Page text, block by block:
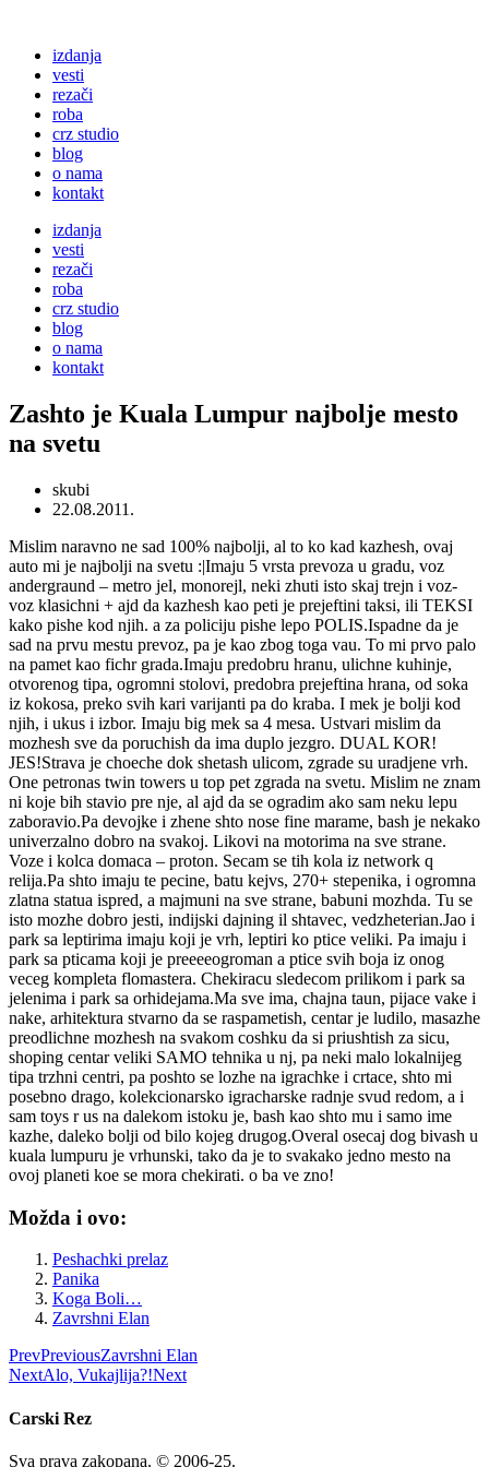
izdanja
vesti
rezači
roba
crz studio
blog
o nama
kontakt
izdanja
vesti
rezači
roba
crz studio
blog
o nama
kontakt
Zashto je Kuala Lumpur najbolje mesto
na svetu
skubi
22.08.2011.
Mislim naravno ne sad 100% najbolji, al to ko kad kazhesh, ovaj
auto mi je najbolji na svetu :|Imaju 5 vrsta prevoza u gradu, voz
andergraund – metro jel, monorejl, neki zhuti isto skaj trejn i voz-
voz klasichni + ajd da kazhesh kao peti je prejeftini taksi, ili TEKSI
kako pishe kod njih. a za policiju pishe lepo POLIS.Ispadne da je
sad na prvu mestu prevoz, pa je kao zbog toga vau. To mi prvo palo
na pamet kao fichr grada.Imaju predobru hranu, ulichne kuhinje,
otvorenog tipa, ogromni stolovi, predobra prejeftina hrana, od soka
iz kokosa, preko svih kari varijanti pa do kraba. I mek je bolji kod
njih, i ukus i izbor. Imaju big mek sa 4 mesa. Ustvari mislim da
mozhesh sve da poruchish da ima duplo jezgro. DUAL KOR!
JES!Strava je choeche dok shetash ulicom, zgrade su uradjene vrh.
One petronas twin towers u top pet zgrada na svetu. Mislim ne znam
ni koje bih stavio pre nje, al ajd da se ogradim ako sam neku lepu
zaboravio.Pa devojke i zhene shto nose fine marame, bash je nekako
univerzalno dobro na svakoj. Likovi na motorima na sve strane.
Voze i kolca domaca – proton. Secam se tih kola iz network q
relija.Pa shto imaju te pecine, batu kejvs, 270+ stepenika, i ogromna
zlatna statua ispred, a majmuni na sve strane, babuni mozhda. Tu se
isto mozhe dobro jesti, indijski dajning il shtavec, vedzheterian.Jao i
park sa leptirima imaju koji je vrh, leptiri ko ptice veliki. Pa imaju i
park sa pticama koji je preeeeogroman a ptice svih boja iz onog
veceg kompleta flomastera. Chekiracu sledecom prilikom i park sa
jelenima i park sa orhidejama.Ma sve ima, chajna taun, pijace vake i
nake, arhitektura stvarno da se raspametish, centar je ludilo, masazhe
preodlichne mozhesh na svakom coshku da si priushtish za sicu,
shoping centar veliki SAMO tehnika u nj, pa neki malo lokalnijeg
tipa trzhni centri, pa poshto se lozhe na igrachke i crtace, shto mi
posebno drago, kolekcionarsko igracharske radnje svud redom, a i
sam toys r us na dalekom istoku je, bash kao shto mu i samo ime
kazhe, daleko bolji od bilo kojeg drugog.Overal osecaj dog bivash u
kuala lumpuru je vrhunski, tako da je to svakako jedno mesto na
ovoj planeti koe se mora chekirati. o ba ve zno!
Možda i ovo:
Peshachki prelaz
Panika
Koga Boli…
Zavrshni Elan
PrevPreviousZavrshni Elan
NextAlo, Vukajlija?!Next
Carski Rez
Sva prava zakopana. © 2006-25.